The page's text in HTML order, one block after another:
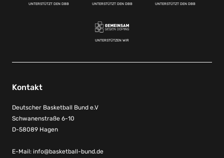
UNTERSTÜTZT DEN DBB UNTERSTÜTZT DEN DBB UNTERSTÜTZT DEN DBB
UNTERSTÜTZEN WIR
Kontakt
Deutscher Basketball Bund e.V
Schwanenstraße 6-10
D-58089 Hagen
E-Mail: info@basketball-bund.de